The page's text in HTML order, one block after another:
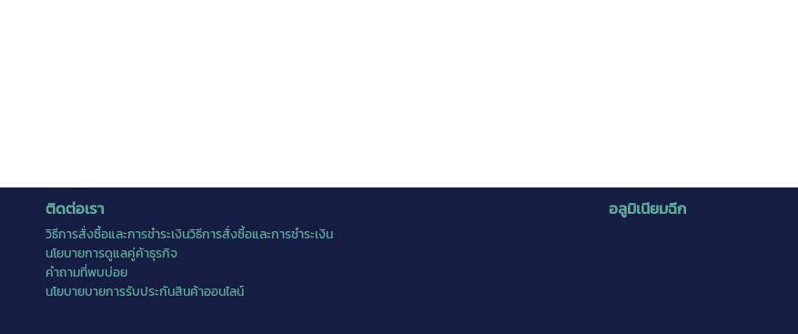
ติดต่อเรา
วิธีการสั่งซื้อและการชำระเงินวิธีการสั่งซื้อและการชำระเงิน
นโยบายการดูแลคู่ค้าธุรกิจ
คำถามที่พบบ่อย
นโยบายบายการรับประกันสินค้าออนไลน์
อลูมิเนียมฉีก